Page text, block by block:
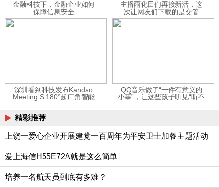
金融科技下，金融企业如何
保障信息安全
主播雨化田们再接新活，这
次让网友们下载的是交管
12123APP
深圳看到科技发布Kandao
Meeting S 180°超广角智能
QQ音乐做了“一件有意义的
小事”，让这些孩子听见“听不
精彩推荐
上饶一爱心企业开展建党一百周年为平安卫士加餐主题活动
爱上海信H55E72A就是这么简单
培养一名航天员到底有多难？